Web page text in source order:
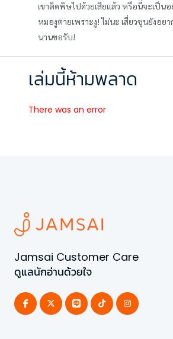
เขาติดพิษไปด้วยเสียแล้ว หรือนี่จะเป็นอ
หมองูตายเพราะงู! ไม่นะ เสี่ยวชุนยังอย
นานขอรับ!
เล่มนี้ห้ามพลาด
There was an error
Jamsai Customer Care
ดูแลนักอ่านด้วยใจ